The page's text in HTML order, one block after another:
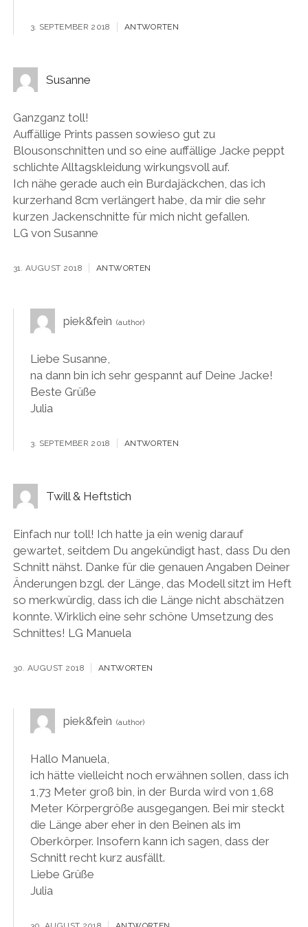
3. SEPTEMBER 2018 ANTWORTEN
Susanne
Ganzganz toll!
Auffällige Prints passen sowieso gut zu
Blousonschnitten und so eine auffällige Jacke peppt
schlichte Alltagskleidung wirkungsvoll auf.
Ich nähe gerade auch ein Burdajäckchen, das ich
kurzerhand 8cm verlängert habe, da mir die sehr
kurzen Jackenschnitte für mich nicht gefallen.
LG von Susanne
31. AUGUST 2018 ANTWORTEN
piek&fein
Liebe Susanne,
na dann bin ich sehr gespannt auf Deine Jacke!
Beste Grüße
Julia
3. SEPTEMBER 2018 ANTWORTEN
Twill & Heftstich
Einfach nur toll! Ich hatte ja ein wenig darauf
gewartet, seitdem Du angekündigt hast, dass Du den
Schnitt nähst. Danke für die genauen Angaben Deiner
Änderungen bzgl. der Länge, das Modell sitzt im Heft
so merkwürdig, dass ich die Länge nicht abschätzen
konnte. Wirklich eine sehr schöne Umsetzung des
Schnittes! LG Manuela
30. AUGUST 2018 ANTWORTEN
piek&fein
Hallo Manuela,
ich hätte vielleicht noch erwähnen sollen, dass ich
1,73 Meter groß bin, in der Burda wird von 1,68
Meter Körpergröße ausgegangen. Bei mir steckt
die Länge aber eher in den Beinen als im
Oberkörper. Insofern kann ich sagen, dass der
Schnitt recht kurz ausfällt.
Liebe Grüße
Julia